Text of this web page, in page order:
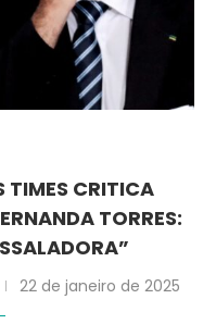
TIMES CRITICA
TORRES:
22 de janeiro de 2025